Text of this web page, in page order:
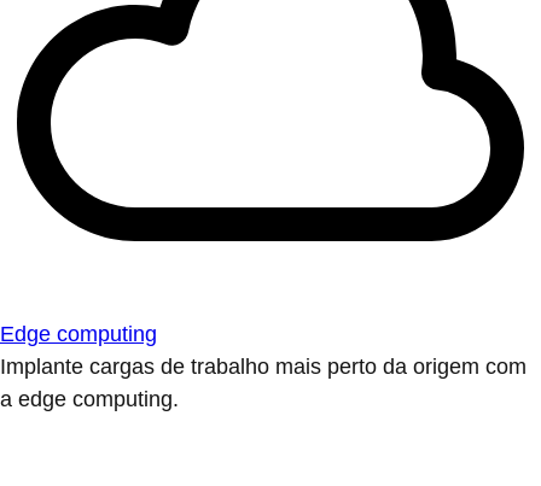
Edge computing
Implante cargas de trabalho mais perto da origem com
a edge computing.